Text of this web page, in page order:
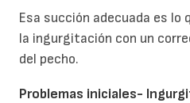
Esa succión adecuada es
la ingurgitación con un
del pecho.
Problemas iniciales-